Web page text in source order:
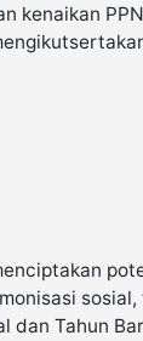
kenaikan
dan Tahun